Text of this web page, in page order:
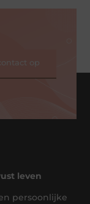
op
leven
persoonlijke